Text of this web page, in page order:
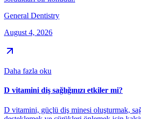
General Dentistry
August 4, 2026
Daha fazla oku
D vitamini diş sağlığınızı etkiler mi?
D vitamini, güçlü diş minesi oluşturmak,